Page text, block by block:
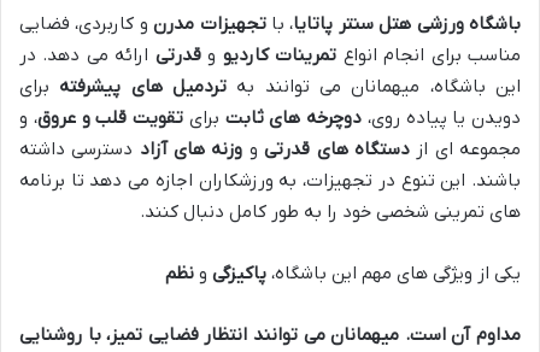
باشگاه ورزشی هتل سنتر پاتایا، باتجهیزات مدرنو کاربردی، فضایی
مناسب برای انجام انواع تمرینات کاردیو وقدرتی ارائه می دهد. در
این باشگاه، میهمانان می توانند به تردمیل های پیشرفته برای
دویدن یا پیاده روی، دوچرخه های ثابت برای تقویت قلب و عروق، و
مجموعه ای ازدستگاه های قدرتیو وزنه های آزاد دسترسی داشته
باشند. این تنوع در تجهیزات، به ورزشکاران اجازه می دهد تا برنامه
های تمرینی شخصی خود را به طور کامل دنبال کنند.
یکی از ویژگی های مهم این باشگاه، پاکیزگی و نظم
مداوم آن است. میهمانان می توانند انتظار فضایی تمیز، با روشنایی